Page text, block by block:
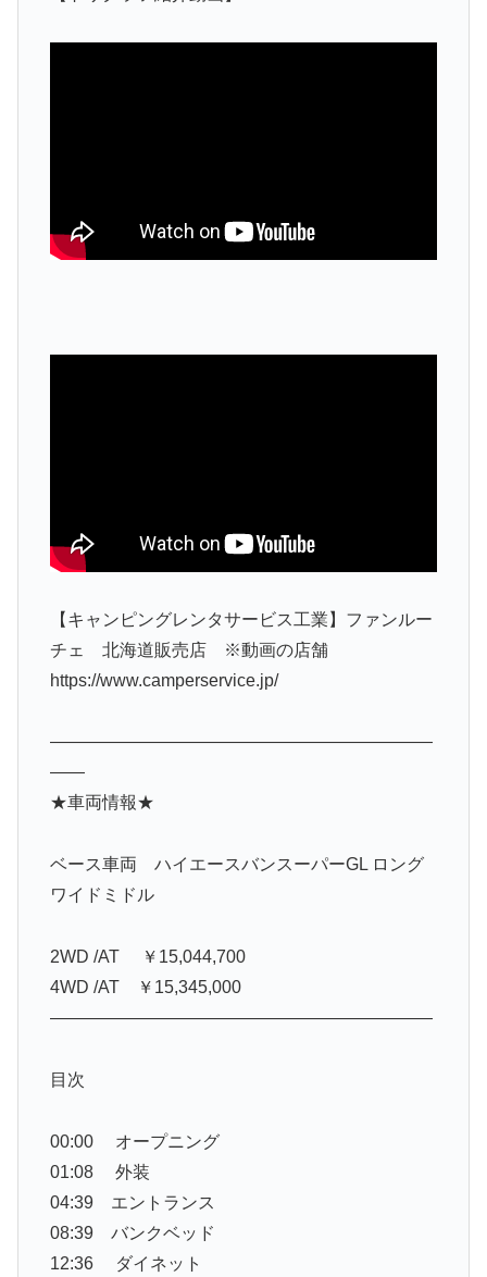
【キャンピングレンタサービス工業】ファンルー
チェ 北海道販売店 ※動画の店舗
https://www.camperservice.jp/
——————————————————————
——
★車両情報★
ベース車両 ハイエースバンスーパーGL ロング
ワイドミドル
2WD /AT ￥15,044,700
4WD /AT ￥15,345,000
——————————————————————
目次
00:00 オープニング
01:08 外装
04:39 エントランス
08:39 バンクベッド
12:36 ダイネット